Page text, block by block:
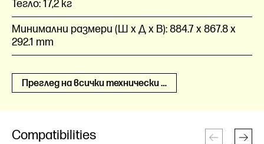
Тегло:17,2 кг
Минимални размери (Ш x Д x В):884.7 x 867.8 x
292.1 mm
Преглед на всички технически спецификации
Compatibilities